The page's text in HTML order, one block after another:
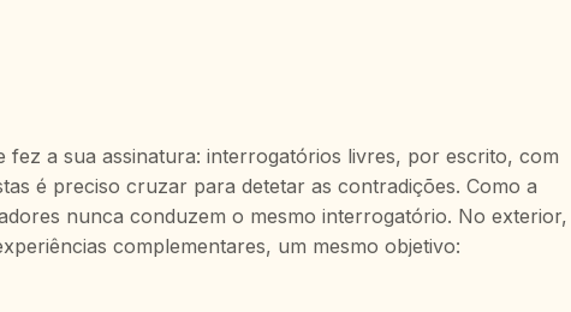
fez a sua assinatura: interrogatórios livres, por escrito, com
é preciso cruzar para detetar as contradições. Como a
nunca conduzem o mesmo interrogatório. No exterior,
complementares, um mesmo objetivo: